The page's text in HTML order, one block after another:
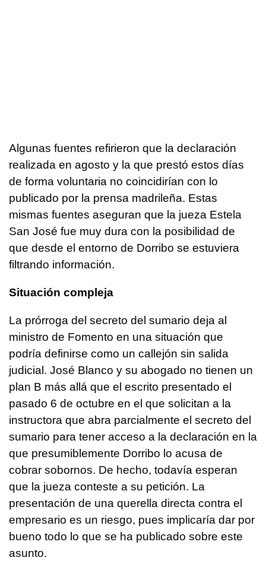
Algunas fuentes refirieron que la declaración
realizada en agosto y la que prestó estos días
de forma voluntaria no coincidirían con lo
publicado por la prensa madrileña. Estas
mismas fuentes aseguran que la jueza Estela
San José fue muy dura con la posibilidad de
que desde el entorno de Dorribo se estuviera
filtrando información.
Situación compleja
La prórroga del secreto del sumario deja al
ministro de Fomento en una situación que
podría definirse como un callejón sin salida
judicial. José Blanco y su abogado no tienen un
plan B más allá que el escrito presentado el
pasado 6 de octubre en el que solicitan a la
instructora que abra parcialmente el secreto del
sumario para tener acceso a la declaración en la
que presumiblemente Dorribo lo acusa de
cobrar sobornos. De hecho, todavía esperan
que la jueza conteste a su petición. La
presentación de una querella directa contra el
empresario es un riesgo, pues implicaría dar por
bueno todo lo que se ha publicado sobre este
asunto.